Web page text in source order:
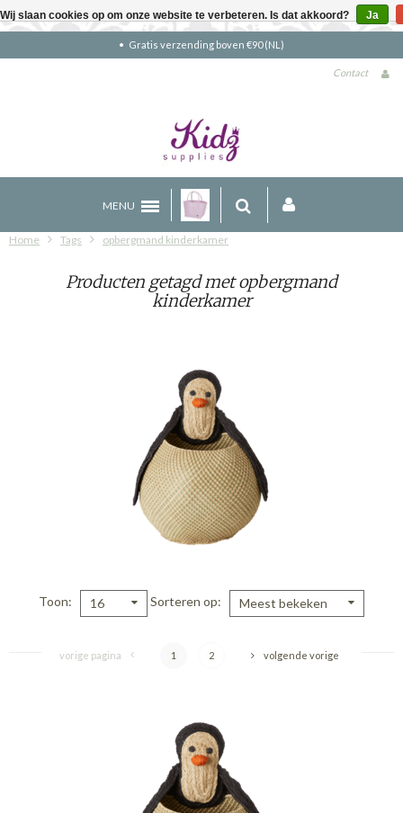
Gratis verzending boven €90 (NL)
Contact
MENU
Home Tags opbergmand kinderkamer
Producten getagd met opbergmand
kinderkamer
Toon 16 Sorteren op Meest bekeken
vorige pagina 1 2 volgende vorige
Wij slaan cookies op om onze website te verbeteren. Is dat akkoord? Ja